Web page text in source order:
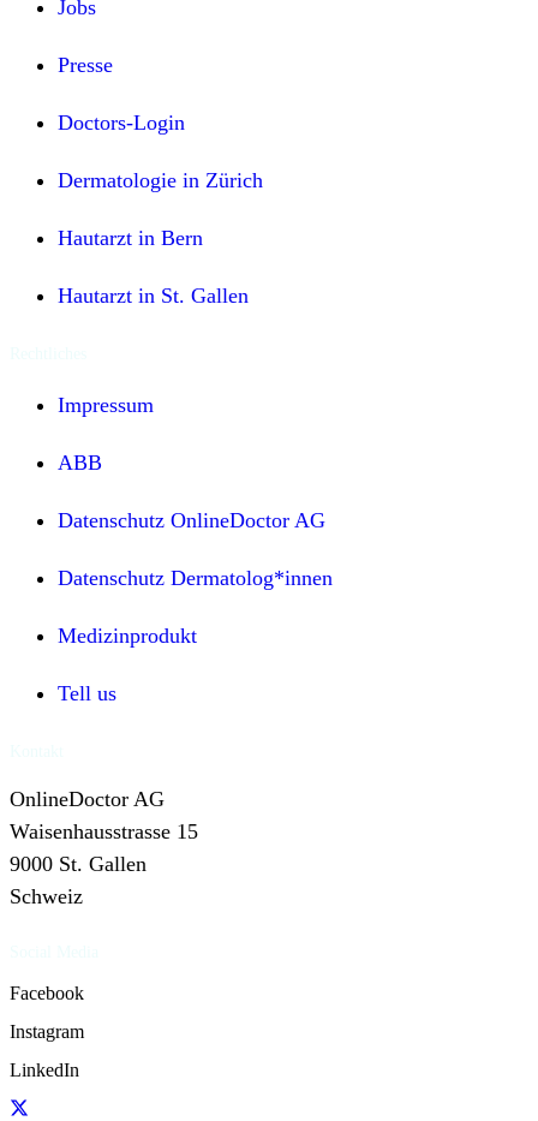
Jobs
Presse
Doctors-Login
Dermatologie in Zürich
Hautarzt in Bern
Hautarzt in St. Gallen
Impressum
ABB
Datenschutz OnlineDoctor AG
Datenschutz Dermatolog*innen
Medizinprodukt
Tell us
OnlineDoctor AG
Waisenhausstrasse 15
9000 St. Gallen
Schweiz
Facebook
Instagram
LinkedIn